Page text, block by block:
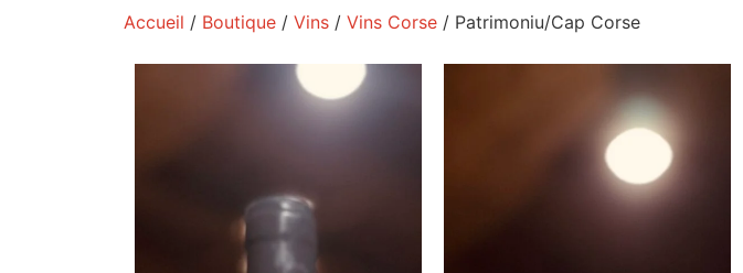
Accueil / Boutique / Vins / Vins Corse / Patrimoniu/Cap Corse